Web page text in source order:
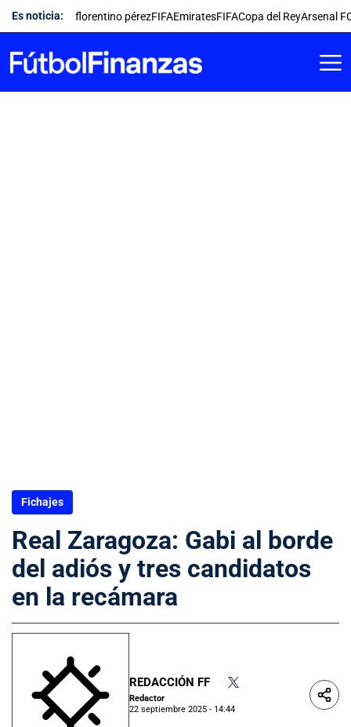
Saltar
al
contenido
Es noticia: florentino pérezFIFAEmiratesFIFACopa del ReyArsenal
Fichajes
Real Zaragoza: Gabi al borde
del adiós y tres candidatos
en la recámara
REDACCIÓN FF
Redactor
22 septiembre 2025 - 14:44